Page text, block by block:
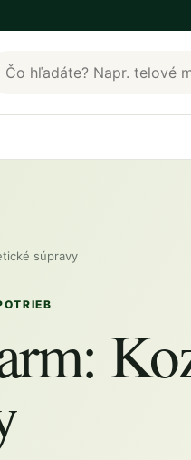
produkty BodyFarm
súpravy